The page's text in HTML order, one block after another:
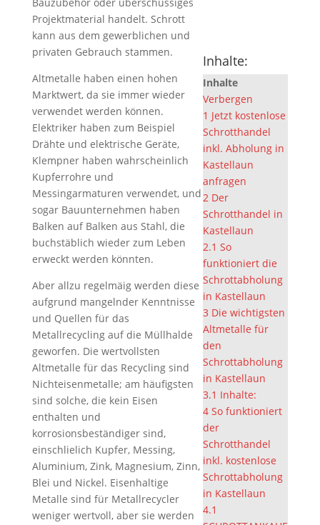
Projektmaterial handelt. Schrott
kann aus dem gewerblichen und
privaten Gebrauch stammen.
Altmetalle haben einen hohen
Marktwert, da sie immer wieder
verwendet werden können.
Elektriker haben zum Beispiel
Drähte und elektrische Geräte,
Klempner haben wahrscheinlich
Kupferrohre und
Messingarmaturen verwendet, und
sogar Bauunternehmen haben
Balken auf Balken aus Stahl, die
buchstäblich wieder zum Leben
erweckt werden könnten.
Aber allzu regelmäig werden diese
aufgrund mangelnder Kenntnisse
und Quellen für das
Metallrecycling auf die Müllhalde
geworfen. Die wertvollsten
Altmetalle für das Recycling sind
Nichteisenmetalle; am häufigsten
sind solche, die kein Eisen
enthalten und
korrosionsbeständiger sind,
einschlielich Kupfer, Messing,
Aluminium, Zink, Magnesium, Zinn,
Blei und Nickel. Eisenhaltige
Metalle sind für Metallrecycler
weniger wertvoll, aber sie werden
Inhalte:
Inhalte
Verbergen
1 Jetzt kostenlose
Schrotthandel
inkl. Abholung in
Kastellaun
anfragen
2 Der
Schrotthandel in
Kastellaun
2.1 So
funktioniert die
Schrottabholung
in Kastellaun
3 Die wichtigsten
Altmetalle für
den
Schrottabholung
in Kastellaun
3.1 Inhalte:
4 So funktioniert
der
Schrotthandel
inkl. kostenlose
Schrottabholung
in Kastellaun
4.1